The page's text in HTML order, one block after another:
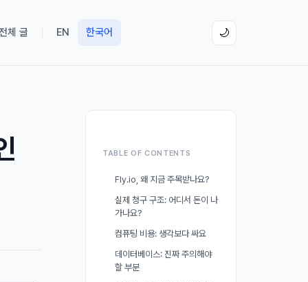
체 글 EN 한국어 🌙
TABLE OF CONTENTS
Fly.io, 왜 지금 주목받나요?
실제 청구 구조: 어디서 돈이 나
가나요?
컴퓨팅 비용: 생각보다 싸요
데이터베이스: 진짜 주의해야
할 부분